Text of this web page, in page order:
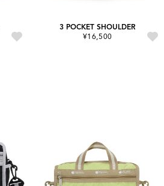
3 POCKET SHOULDER
¥16,500